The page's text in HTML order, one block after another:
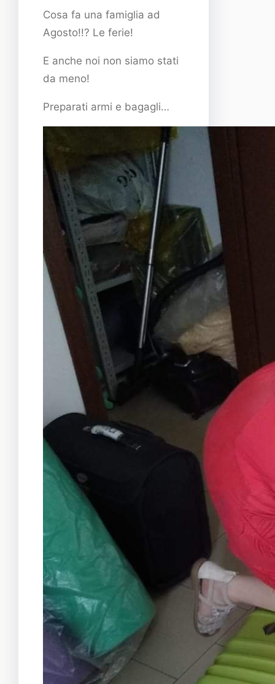
Cosa fa una famiglia ad
Agosto!!? Le ferie!
E anche noi non siamo stati
da meno!
Preparati armi e bagagli…